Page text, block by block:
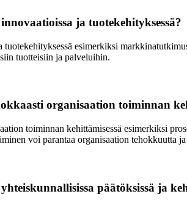
ja tuotekehityksessä?
esimerkiksi
tuotteisiin ja palveluihin.
organisaation toiminnan
toiminnan kehittämisessä esimerkiksi
voi parantaa organisaation tehokkuutta
päätöksissä ja